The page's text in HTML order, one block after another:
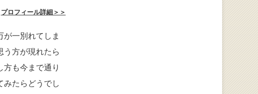
プロフィール詳細＞＞
一別れてしま
う方が現れたら
も今まで通り
みたらどうでし